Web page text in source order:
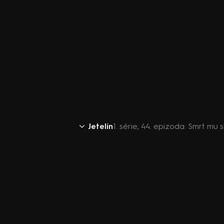
Jetelín1. série, 44. epizoda: Smrt mu